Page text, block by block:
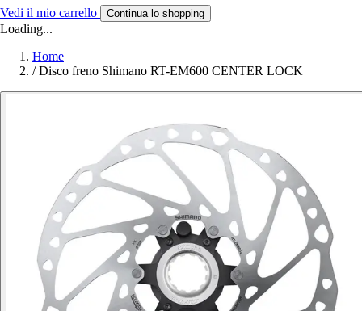
Vedi il mio carrello Continua lo shopping
Loading...
Home
/ Disco freno Shimano RT-EM600 CENTER LOCK